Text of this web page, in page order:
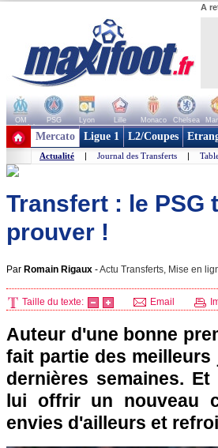
A
OM PSG Lyon Lille Monaco Chelsea
+ de clubs
Mercato Ligue 1 L2/Coupes
Actualité | Journal des Transferts |
Transfert : le PSG
prouver !
Par Romain Rigaux -Actu Transferts, Mise en
Taille du texte: Email
Auteur d'une bonne
fait partie des meilleurs
dernières semaines.
lui offrir un nouveau
envies d'ailleurs et